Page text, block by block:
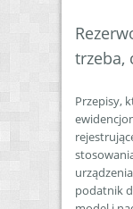
trzeba,
Przepisy,
podatnik